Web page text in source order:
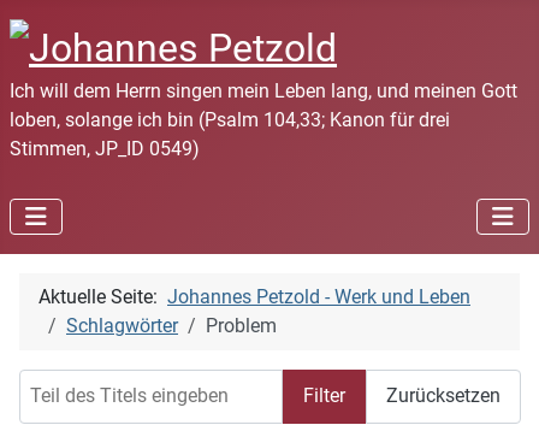
Ich will dem Herrn singen mein Leben lang, und meinen Gott
loben, solange ich bin (Psalm 104,33; Kanon für drei
Stimmen, JP_ID 0549)
Aktuelle Seite: Johannes Petzold - Werk und Leben
Schlagwörter
Problem
Filter Zurücksetzen